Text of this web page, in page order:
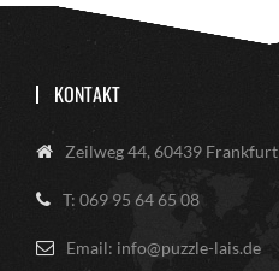
KONTAKT
Zeilweg 44, 60439 Frankfurt
T: 069 95 64 65 08
Email: info@puzzle-lais.de